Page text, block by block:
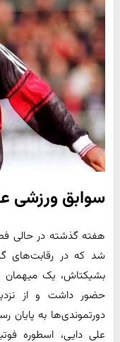
سوابق ورزشی
هفته گذشته در حالی
بشیکتاش، یک میهمان
حضور داشت و از
دورتموندی‌ها به پایان
علی دایی، اسطوره